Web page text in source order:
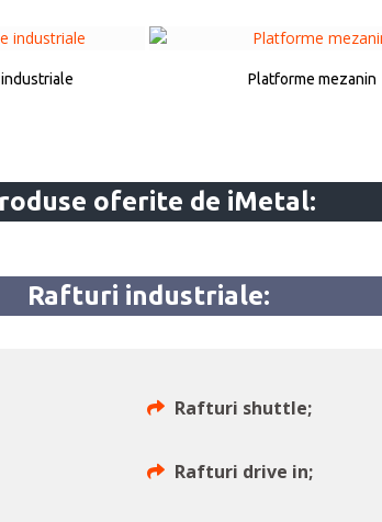
Platforme mezanin
oferite de iMetal:
Rafturi industriale:
Rafturi shuttle;
Rafturi drive in;